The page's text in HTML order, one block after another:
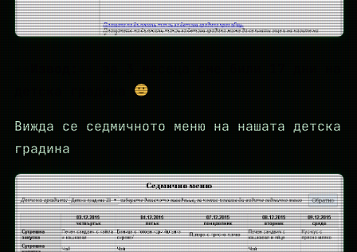
Вижда се седмичното меню на нашата детска
градина